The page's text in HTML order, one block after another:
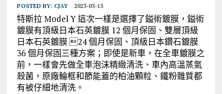
POSTED BY: CJAY 2023-03-15
特斯拉 Model Y 這次一樣是選擇了鎰術鍍膜，鎰術
鍍膜有頂級日本石英鍍膜 12 個月保固、雙層頂級
日本石英鍍膜 24 個月保固、頂級日本鑽石鍍膜
36 個月保固三種方案；即使是新車，在全車鍍膜之
前，一樣會先做全車泡沫精緻清洗、車內高溫蒸氣
殺菌，原廠輪框和節能蓋的柏油顆粒、鐵粉雜質都
有被仔細地清洗。